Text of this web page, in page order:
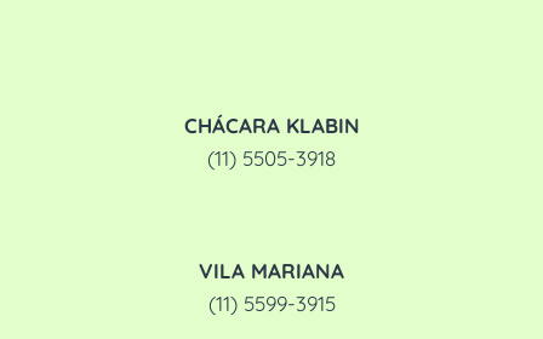
CHÁCARA KLABIN
(11) 5505-3918
VILA MARIANA
(11) 5599-3915